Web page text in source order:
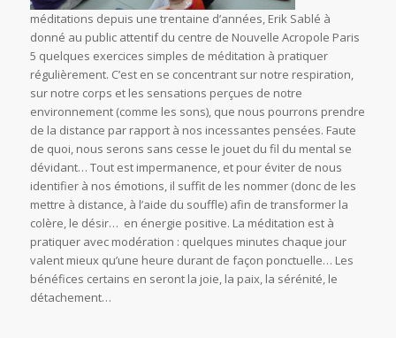
méditations depuis une trentaine d’années, Erik Sablé à
donné au public attentif du centre de Nouvelle Acropole Paris
5 quelques exercices simples de méditation à pratiquer
régulièrement. C’est en se concentrant sur notre respiration,
sur notre corps et les sensations perçues de notre
environnement (comme les sons), que nous pourrons prendre
de la distance par rapport à nos incessantes pensées. Faute
de quoi, nous serons sans cesse le jouet du fil du mental se
dévidant… Tout est impermanence, et pour éviter de nous
identifier à nos émotions, il suffit de les nommer (donc de les
mettre à distance, à l’aide du souffle) afin de transformer la
colère, le désir… en énergie positive. La méditation est à
pratiquer avec modération : quelques minutes chaque jour
valent mieux qu’une heure durant de façon ponctuelle… Les
bénéfices certains en seront la joie, la paix, la sérénité, le
détachement…